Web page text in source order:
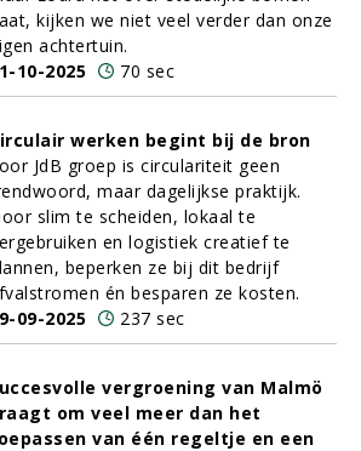
kijken we niet veel verder dan onze
achtertuin.
10-2025
70 sec
werken begint bij de bron
JdB groep is circulariteit geen
maar dagelijkse praktijk.
slim te scheiden, lokaal te
en logistiek creatief te
beperken ze bij dit bedrijf
én besparen ze kosten.
09-2025
237 sec
vergroening van Malmö
om veel meer dan het
van één regeltje en een